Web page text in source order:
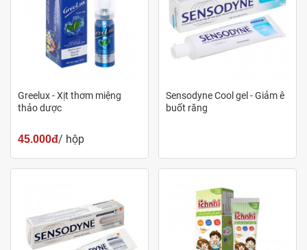
Greelux - Xịt thơm miệng
thảo dược
45.000đ/ hộp
Sensodyne Cool gel - Giảm ê
buốt răng